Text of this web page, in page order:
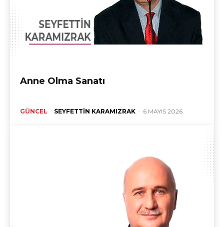
Anne Olma Sanatı
GÜNCEL SEYFETTIN KARAMIZRAK - 6 MAYIS 2026